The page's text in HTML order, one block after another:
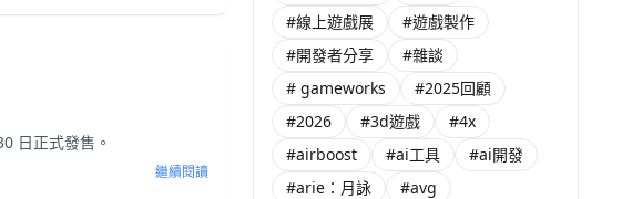
日正式發售。
繼續閱讀
#線上遊戲展
#遊戲製作
#開發者分享
#雜談
# gameworks
#2025回顧
#2026
#3d遊戲
#4x
#airboost
#ai工具
#ai開發
#arie：月詠
#avg